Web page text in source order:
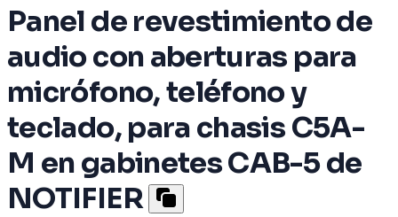
Panel de revestimiento de
audio con aberturas para
micrófono, teléfono y
teclado, para chasis C5A-
M en gabinetes CAB-5 de
NOTIFIER